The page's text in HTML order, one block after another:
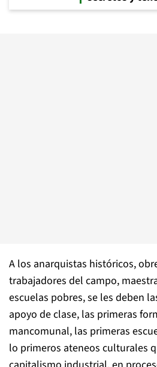
A los anarquistas históricos,
trabajadores del campo,
escuelas pobres, se les deben
apoyo de clase, las primeras
mancomunal, las primeras
lo primeros ateneos culturales